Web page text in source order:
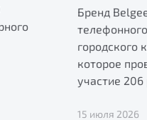
Бренд
городского
которое
участие 206
15 июля 2026